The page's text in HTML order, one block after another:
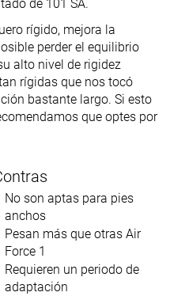
de 101 SA.
rígido, mejora la
perder el equilibrio
alto nivel de rigidez
rígidas que nos tocó
bastante largo. Si esto
que optes por
No son aptas para pies
anchos
Pesan más que otras Air
Force 1
Requieren un periodo de
adaptación